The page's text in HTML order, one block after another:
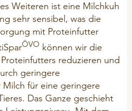
Weiteren ist eine Milchkuh
sehr sensibel, was die
mit Proteinfutter
ÖVO können wir die
reduzieren und
geringere
für eine geringere
Das Ganze geschieht